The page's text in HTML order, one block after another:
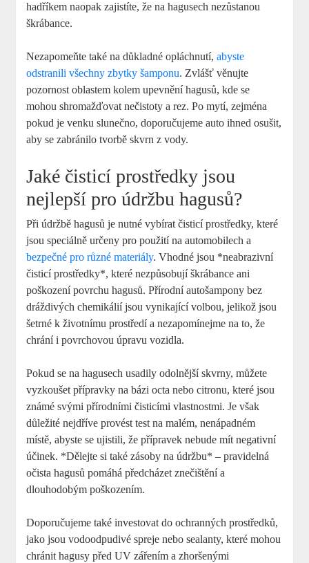
hadříkem naopak zajistíte, že na hagusech nezůstanou
škrábance.
Nezapomeňte také na důkladné opláchnutí,abyste
odstranili všechny zbytky šamponu. Zvlášť věnujte
pozornost oblastem kolem upevnění hagusů, kde se
mohou shromažďovat nečistoty a rez. Po mytí, zejména
pokud je venku slunečno, doporučujeme auto ihned osušit,
aby se zabránilo tvorbě skvrn z vody.
Jaké čisticí prostředky jsou
nejlepší pro údržbu hagusů?
Při údržbě hagusů je nutné vybírat čisticí prostředky, které
jsou speciálně určeny pro použití na automobilech a
bezpečné pro různé materiály. Vhodné jsou *neabrazivní
čisticí prostředky*, které nezpůsobují škrábance ani
poškození povrchu hagusů. Přírodní autošampony bez
dráždivých chemikálií jsou vynikající volbou, jelikož jsou
šetrné k životnímu prostředí a nezapomínejme na to, že
chrání i povrchovou úpravu vozidla.
Pokud se na hagusech usadily odolnější skvrny, můžete
vyzkoušet přípravky na bázi octa nebo citronu, které jsou
známé svými přírodními čisticími vlastnostmi. Je však
důležité nejdříve provést test na malém, nenápadném
místě, abyste se ujistili, že přípravek nebude mít negativní
účinek. *Dělejte si také zásoby na údržbu* – pravidelná
očista hagusů pomáhá předcházet znečištění a
dlouhodobým poškozením.
Doporučujeme také investovat do ochranných prostředků,
jako jsou vodoodpudivé spreje nebo sealanty, které mohou
chránit hagusy před UV zářením a zhoršenými